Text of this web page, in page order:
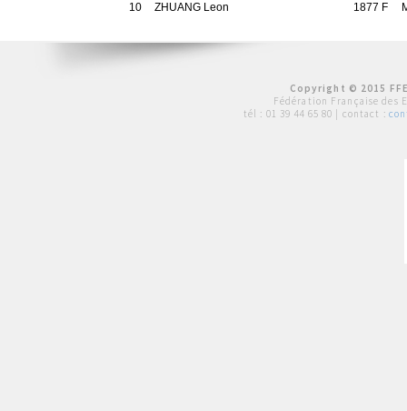
10
ZHUANG Leon 1877 F
Copyright © 2015
Fédération Française des
tél : 01 39 44 65 80 | contact :